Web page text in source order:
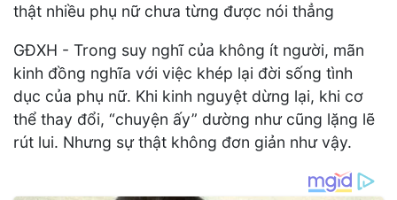
thật nhiều phụ nữ chưa từng được nói thẳng
GĐXH - Trong suy nghĩ của không ít người, mãn
kinh đồng nghĩa với việc khép lại đời sống tình
dục của phụ nữ. Khi kinh nguyệt dừng lại, khi cơ
thể thay đổi, “chuyện ấy” dường như cũng lặng lẽ
rút lui. Nhưng sự thật không đơn giản như vậy.